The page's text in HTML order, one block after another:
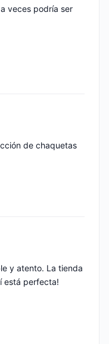
veces podría ser
de chaquetas
y atento. La tienda
está perfecta!